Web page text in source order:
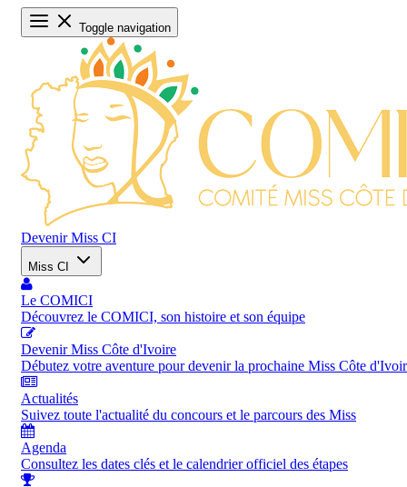
Toggle navigation
Devenir Miss CI
Miss CI
Le COMICI
Découvrez le COMICI, son histoire et son équipe
Devenir Miss Côte d'Ivoire
Débutez votre aventure pour devenir la prochaine Miss Côte
Actualités
Suivez toute l'actualité du concours et le parcours des Miss
Agenda
Consultez les dates clés et le calendrier officiel des étapes